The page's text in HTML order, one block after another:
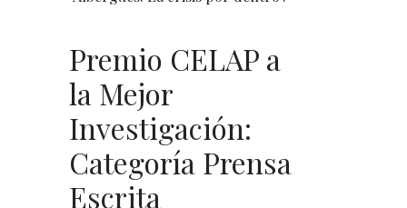
Premio CELAP a
la Mejor
Investigación:
Categoría Prensa
Escrita